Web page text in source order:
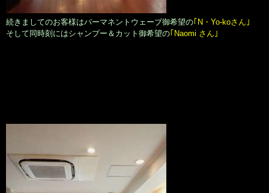
続きましてのお客様はパーマネントウェーブ御希望の｢N・Yo-koさん｣
そして同時刻にはシャンプー＆カット御希望の｢Naomi さん｣